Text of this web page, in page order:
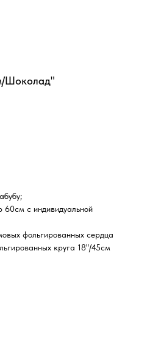
Шоколад"
с индивидуальной
фольгированных сердца
круга 18"/45см